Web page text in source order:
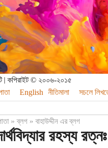
| কপিরাইট © ২০০৬-২০১৫
English নীতিমালা সচলে
»ব্লগ» বাহাউদ্দীন এর ব্লগ
রহস্য